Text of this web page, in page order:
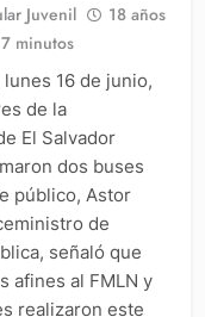
Juvenil
18 años
7 minutos
lunes 16 de junio,
de la
El Salvador
dos buses
público, Astor
de
señaló que
afines al FMLN y
realizaron este